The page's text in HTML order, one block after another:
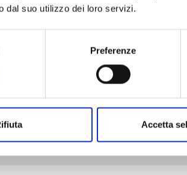
dal suo utilizzo dei loro servizi.
Preferenze
Accetta